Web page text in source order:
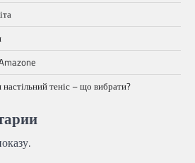
теніс – що вибрати?